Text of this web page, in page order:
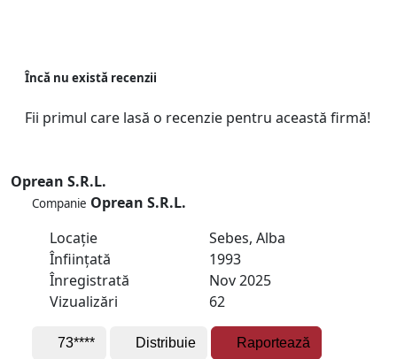
Încă nu există recenzii
Fii primul care lasă o recenzie pentru această firmă!
Oprean S.R.L.
Companie Oprean S.R.L.
Locație
Sebes, Alba
Înființată
1993
Înregistrată
Nov 2025
Vizualizări
62
73**** Distribuie Raportează